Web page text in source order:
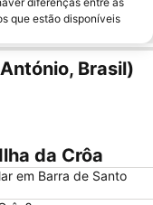
que estão disponíveis
Brasil)
da Crôa
em Barra de Santo